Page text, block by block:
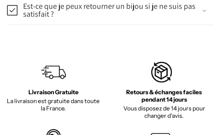
Est-ce que je peux retourner un bijou si je ne suis pas
satisfait ?
Livraison Gratuite
La livraison est gratuite dans toute
la France.
Retours & échanges faciles
pendant 14 jours
Vous disposez de 14 jours pour
changer d'avis.